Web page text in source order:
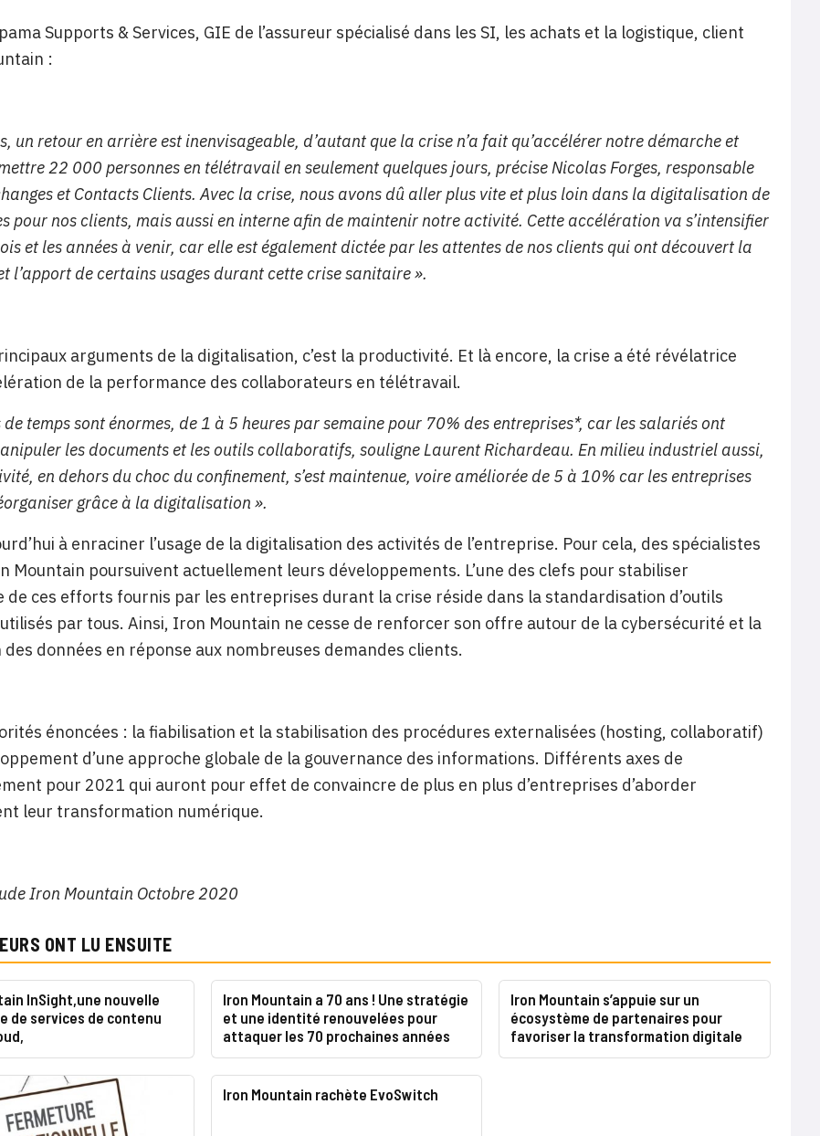
Supports & Services, GIE de l’assureur spécialisé dans les SI, les achats et la logistique, client
:
un retour en arrière est inenvisageable, d’autant que la crise n’a fait qu’accélérer notre démarche et
22 000 personnes en télétravail en seulement quelques jours, précise Nicolas Forges, responsable
et Contacts Clients. Avec la crise, nous avons dû aller plus vite et plus loin dans la digitalisation de
pour nos clients, mais aussi en interne afin de maintenir notre activité. Cette accélération va s’intensifier
et les années à venir, car elle est également dictée par les attentes de nos clients qui ont découvert la
l’apport de certains usages durant cette crise sanitaire ».
arguments de la digitalisation, c’est la productivité. Et là encore, la crise a été révélatrice
de la performance des collaborateurs en télétravail.
de temps sont énormes, de 1 à 5 heures par semaine pour 70% des entreprises*, car les salariés ont
les documents et les outils collaboratifs, souligne Laurent Richardeau. En milieu industriel aussi,
en dehors du choc du confinement, s’est maintenue, voire améliorée de 5 à 10% car les entreprises
grâce à la digitalisation ».
à enraciner l’usage de la digitalisation des activités de l’entreprise. Pour cela, des spécialistes
Mountain poursuivent actuellement leurs développements. L’une des clefs pour stabiliser
de ces efforts fournis par les entreprises durant la crise réside dans la standardisation d’outils
par tous. Ainsi, Iron Mountain ne cesse de renforcer son offre autour de la cybersécurité et la
données en réponse aux nombreuses demandes clients.
énoncées : la fiabilisation et la stabilisation des procédures externalisées (hosting, collaboratif)
d’une approche globale de la gouvernance des informations. Différents axes de
pour 2021 qui auront pour effet de convaincre de plus en plus d’entreprises d’aborder
leur transformation numérique.
Iron Mountain Octobre 2020
ONT LU ENSUITE
InSight,une nouvelle
de services de contenu
Iron Mountain a 70 ans ! Une stratégie
et une identité renouvelées pour
attaquer les 70 prochaines années
Iron Mountain s’appuie sur un
écosystème de partenaires pour
favoriser la transformation digitale
Iron Mountain rachète EvoSwitch